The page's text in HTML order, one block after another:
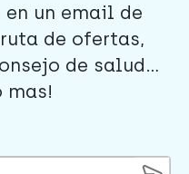
un email de
de ofertas,
de salud...
mas!